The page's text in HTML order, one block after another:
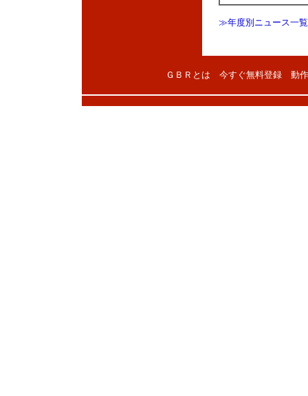
≫年度別ニュース一覧
ＧＢＲとは 今すぐ無料登録 動